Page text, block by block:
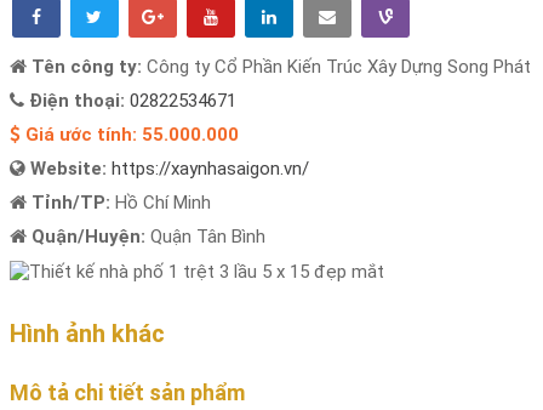
Tên công ty: Công ty Cổ Phần Kiến Trúc Xây Dựng Song Phát
Điện thoại: 02822534671
Giá ước tính: 55.000.000
Website: https://xaynhasaigon.vn/
Tỉnh/TP: Hồ Chí Minh
Quận/Huyện: Quận Tân Bình
Hình ảnh khác
Mô tả chi tiết sản phẩm